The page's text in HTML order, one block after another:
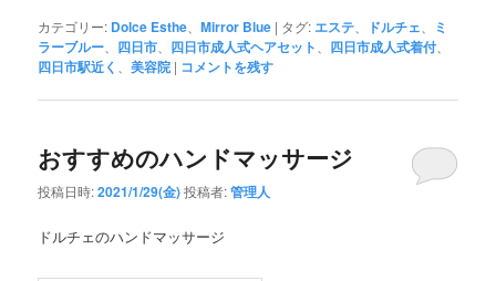
カテゴリー: Dolce Esthe 、Mirror Blue | タグ: エステ ドルチェ
ミ
ラーブルー
四日市 四日市成人式ヘアセット 四日市成人式着付、
四日市駅近く 、美容院 | コメントを残す
おすすめのハンドマッサージ
投稿日時:2021/1/29(金)投稿者:管理人
ドルチェのハンドマッサージ